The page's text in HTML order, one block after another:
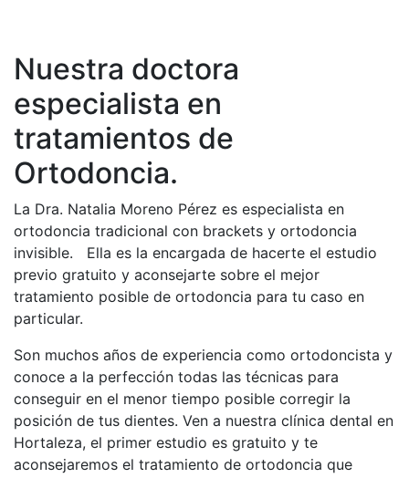
Nuestra doctora
especialista en
tratamientos de
Ortodoncia.
La Dra. Natalia Moreno Pérez es especialista en
ortodoncia tradicional con brackets y ortodoncia
invisible. Ella es la encargada de hacerte el estudio
previo gratuito y aconsejarte sobre el mejor
tratamiento posible de ortodoncia para tu caso en
particular.
Son muchos años de experiencia como ortodoncista y
conoce a la perfección todas las técnicas para
conseguir en el menor tiempo posible corregir la
posición de tus dientes. Ven a nuestra clínica dental en
Hortaleza, el primer estudio es gratuito y te
aconsejaremos el tratamiento de ortodoncia que